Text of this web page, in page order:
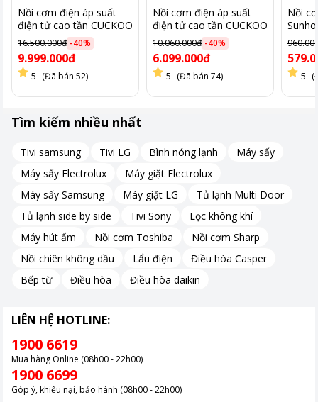
Giữ ấm lên đến 12 giờ nhờ lớp bông thủy tinh cách nhiệt.
Nồi cơm điện Cuckoo CR-0632 có khả năng giữ ấm lên đến 12
giờ nhờ lớp bông thủy tinh cách nhiệt.
Khi cơm được nấu chín và chuyển sang chế độ giữ ấm, bạn có
thể thưởng thức cơm nóng dẻo và thơm ngon ngay cả sau
Nồi cơm điện áp suất
điện tử cao tần CUCKOO
CRP-
LHTR0609F/BKSIVNCV
16.500.000đ -40%
9.999.000đ
5 (Đã bán 52)
Nồi cơm điện áp suất
điện tử cao tần CUCKOO
CRP-EHS0309F, 0.54L,
màu vàng
10.060.000đ -40%
6.099.000đ
5 (Đã bán 74)
Nồi
5
Tìm kiếm nhiều nhất
Tivi samsung Tivi LG Bình nóng lạnh
Máy sấy
Máy sấy Electrolux
Máy giặt Electrolux
Máy sấy Samsung
Máy giặt LG
Tủ lạnh Multi Door
Tủ lạnh side by side
Tivi Sony
Lọc không khí
Máy hút ẩm
Nồi cơm Toshiba
Nồi cơm Sharp
Nồi chiên không dầu
Lẩu điện
Điều hòa Casper
Bếp từ
Điều hòa Điều hòa daikin
LIÊN HỆ HOTLINE:
1900 6619
Mua hàng Online (08h00 - 22h00)
1900 6699
Góp ý, khiếu nại, bảo hành (08h00 - 22h00)